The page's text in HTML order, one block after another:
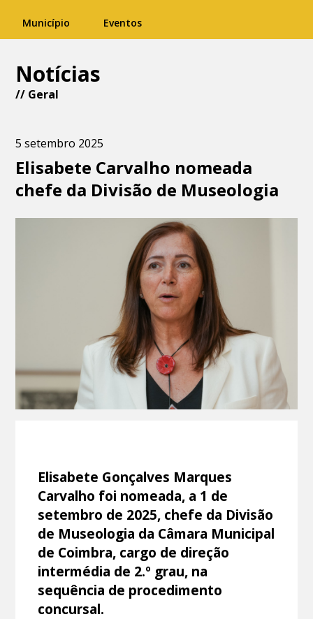
Município Eventos
Notícias
// Geral
5 setembro 2025
Elisabete Carvalho nomeada
chefe da Divisão de Museologia
Elisabete Gonçalves Marques
Carvalho foi nomeada, a 1 de
setembro de 2025, chefe da Divisão
de Museologia da Câmara Municipal
de Coimbra, cargo de direção
intermédia de 2.º grau, na
sequência de procedimento
concursal.